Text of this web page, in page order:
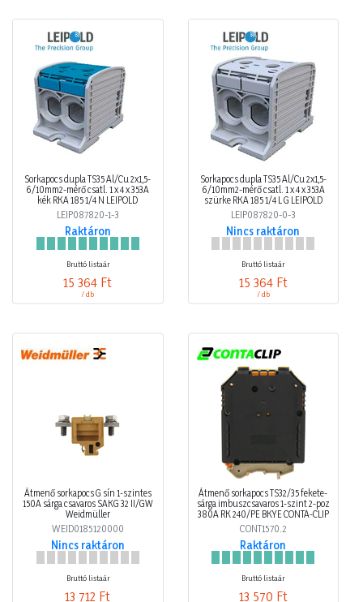
Sorkapocs dupla TS35 Al/Cu 2x1,5-
6/10mm2-mérő csatl. 1 x 4 x 353A
kék RKA 185 1/4 N LEIPOLD
LEIP087820-1-3
Raktáron
Bruttó listaár
15 364 Ft
/ db
Sorkapocs dupla TS35 Al/Cu 2x1,5-
6/10mm2-mérő csatl. 1 x 4 x 353A
szürke RKA 185 1/4 L G LEIPOLD
LEIP087820-0-3
Nincs raktáron
Bruttó listaár
15 364 Ft
/ db
Átmenő sorkapocs G sín 1-szintes
150A sárga csavaros SAKG 32 II/GW
Weidmüller
WEID0185120000
Nincs raktáron
Bruttó listaár
13 712 Ft
Átmenő sorkapocs TS32/35 fekete-
sárga imbuszcsavaros 1-szint 2-poz
380A RK 240/PE BKYE CONTA-CLIP
CONT1570.2
Raktáron
Bruttó listaár
13 570 Ft